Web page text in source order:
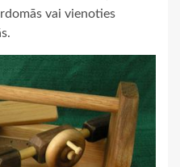
vai vienoties